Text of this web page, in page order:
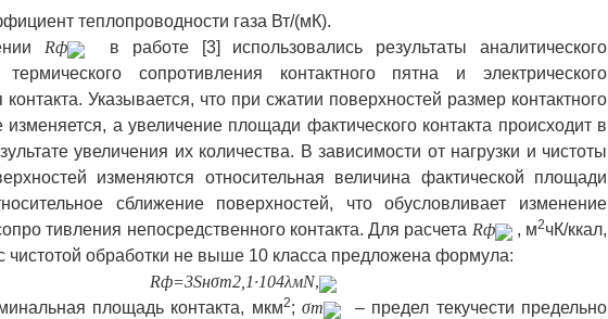
теплопроводности газа Вт/(мК).
Rф
в работе [3] использовались результаты аналитического
термического сопротивления контактного пятна и электрического
Указывается, что при сжатии поверхностей размер контактного
изменяется, а увеличение площади фактического контакта происходит в
увеличения их количества. В зависимости от нагрузки и чистоты
изменяются относительная величина фактической площади
сближение поверхностей, что обусловливает изменение
тивления непосредственного контакта. Для расчета Rф , м2чК/ккал,
чистотой обработки не выше 10 класса предложена формула:
Rф=3Sнσт2,1∙104λмN,
площадь контакта, мкм2;σт
– предел текучести предельно